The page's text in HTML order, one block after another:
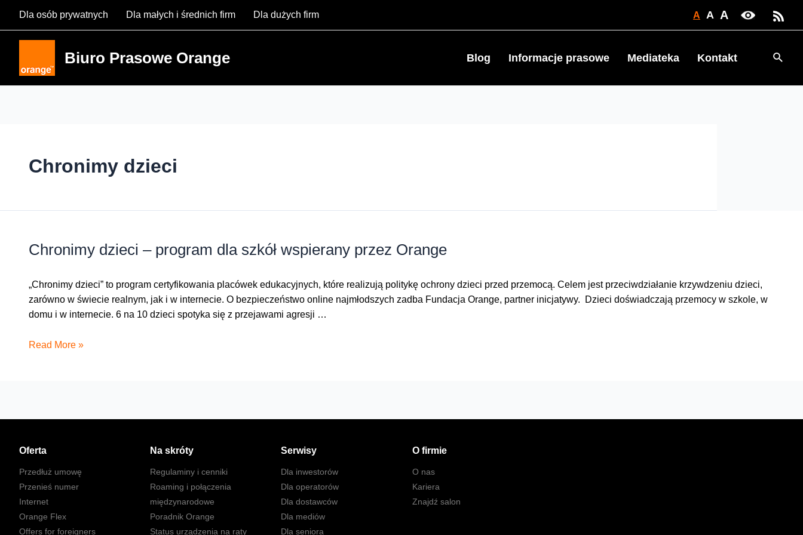
Dla osób prywatnych Dla małych i średnich firm Dla dużych firm A A A
Biuro Prasowe Orange Blog Informacje prasowe Mediateka Kontakt
Chronimy dzieci
Chronimy dzieci – program dla szkół wspierany przez Orange
„Chronimy dzieci” to program certyfikowania placówek edukacyjnych, które realizują politykę ochrony dzieci przed przemocą. Celem jest przeciwdziałanie krzywdzeniu dzieci,
zarówno w świecie realnym, jak i w internecie. O bezpieczeństwo online najmłodszych zadba Fundacja Orange, partner inicjatywy. Dzieci doświadczają przemocy w szkole, w
domu i w internecie. 6 na 10 dzieci spotyka się z przejawami agresji …
Chronimy
szkół
przez
Read More »
Oferta
Przedłuż umowę
Przenieś numer
Internet
Orange Flex
Offers for foreigners
Na skróty
Regulaminy i cenniki
Roaming i połączenia
międzynarodowe
Poradnik Orange
Status urządzenia na raty
Serwisy
Dla inwestorów
Dla operatorów
Dla dostawców
Dla mediów
Dla seniora
O firmie
O nas
Kariera
Znajdź salon